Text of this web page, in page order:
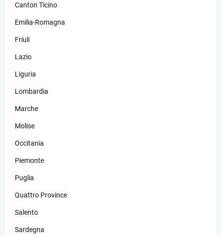
Canton Ticino
Emilia-Romagna
Friuli
Lazio
Liguria
Lombardia
Marche
Molise
Occitania
Piemonte
Puglia
Quattro Province
Salento
Sardegna